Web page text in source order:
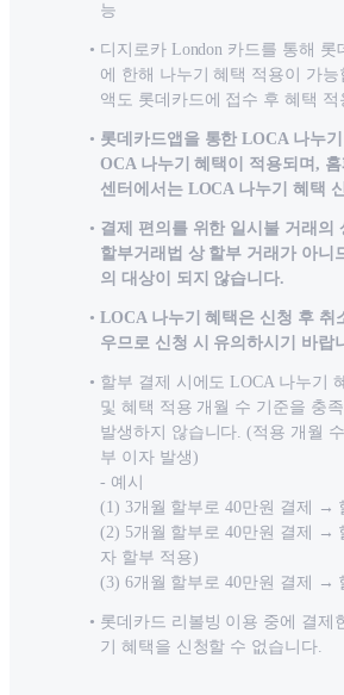
능
디지로카 London 카드를 통해 롯
에 한해 나누기 혜택 적용이 가
액도 롯데카드에 접수 후 혜택
롯데카드앱을 통한 LOCA 나누
OCA 나누기 혜택이 적용되며,
센터에서는 LOCA 나누기 혜택
결제 편의를 위한 일시불 거래의
할부거래법 상 할부 거래가 아니
의 대상이 되지 않습니다.
LOCA 나누기 혜택은 신청 후 취
우므로 신청 시 유의하시기 바랍
할부 결제 시에도 LOCA 나누기
및 혜택 적용 개월 수 기준을 충
발생하지 않습니다. (적용 개월
부 이자 발생)
- 예시
(1) 3개월 할부로 40만원 결제 →
(2) 5개월 할부로 40만원 결제 →
자 할부 적용)
(3) 6개월 할부로 40만원 결제 →
롯데카드 리볼빙 이용 중에 결제
기 혜택을 신청할 수 없습니다.